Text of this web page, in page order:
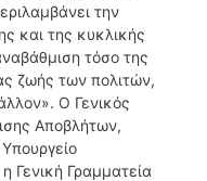
την
και της κυκλικής
τόσο της
ζωής των πολιτών,
Ο Γενικός
Αποβλήτων,
Γενική Γραμματεία